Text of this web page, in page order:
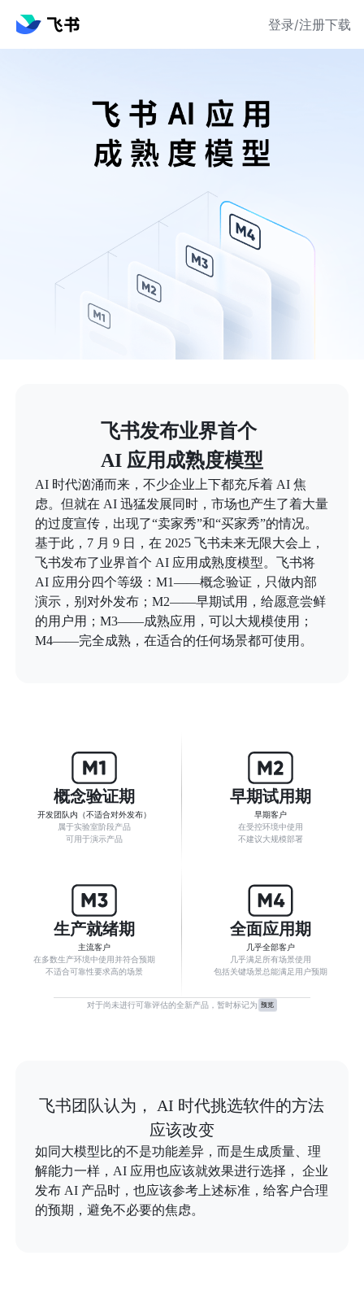
登录/注册下载
飞书发布业界首个
AI 应用成熟度模型
AI 时代汹涌而来，不少企业上下都充斥着 AI 焦
虑。但就在 AI 迅猛发展同时，市场也产生了着大量
的过度宣传，出现了“卖家秀”和“买家秀”的情况。
基于此，7 月 9 日，在 2025 飞书未来无限大会上，
飞书发布了业界首个 AI 应用成熟度模型。飞书将
AI 应用分四个等级：M1——概念验证，只做内部
演示，别对外发布；M2——早期试用，给愿意尝鲜
的用户用；M3——成熟应用，可以大规模使用；
M4——完全成熟，在适合的任何场景都可使用。
概念验证期
开发团队内（不适合对外发布）​
属于实验室阶段产品
可用于演示产品​
早期试用期
早期客户
在受控环境中使用
不建议大规模部署​​
生产就绪期
主流客户
在多数生产环境中使用并符合预期
不适合可靠性要求高的场景​
全面应用期
几乎全部客户​
几乎满足所有场景使用
包括关键场景总能满足用户预期​
对于尚未进行可靠评估的全新产品，暂时标记为 预览
飞书团队认为， AI 时代挑选软件的方法
应该改变
如同大模型比的不是功能差异，而是生成质量、理
解能力一样，AI 应用也应该就效果进行选择， 企业
发布 AI 产品时，也应该参考上述标准，给客户合理
的预期，避免不必要的焦虑。